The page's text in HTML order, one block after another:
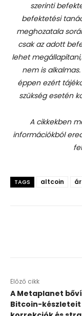
szerinti
befektetési
meghozatala
csak az adott
lehet
nem is
éppen ezért
szükség esetén
A cikkekben
információkból
TAGS altcoin
Előző cikk
A Metaplanet
Bitcoin-készleteit